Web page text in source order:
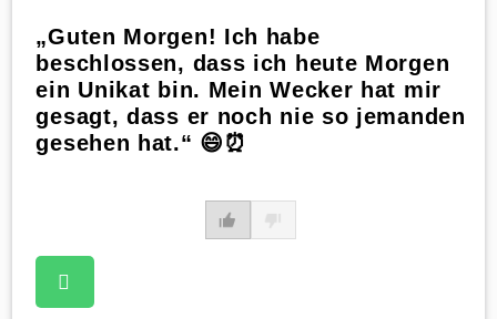
„Guten Morgen! Ich habe
beschlossen, dass ich heute Morgen
ein Unikat bin. Mein Wecker hat mir
gesagt, dass er noch nie so jemanden
gesehen hat.“ 😄⏰